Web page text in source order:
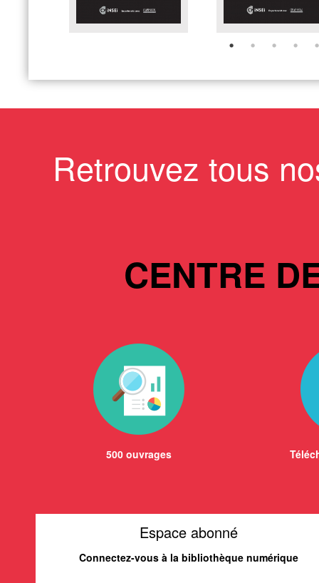
Retrouvez tous
CENTRE
500 ouvrages
Espace abonné
Connectez-vous à la bibliothèque numérique